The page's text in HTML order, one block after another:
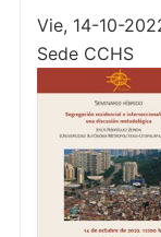
Vie, 14-10-
Sede CCHS